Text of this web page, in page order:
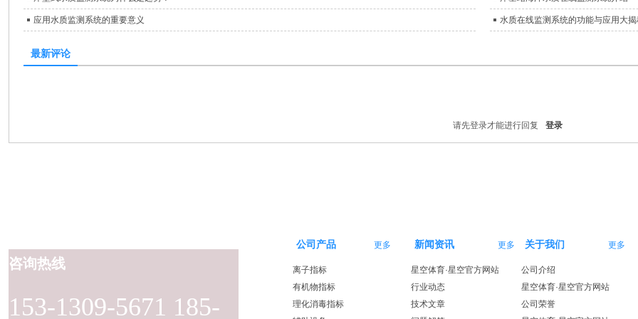
应用水质监测系统的重要意义 水质在线监测系统的功能与应用大
最新评论
请先登录才能进行回复 登录
153-1309-5671 185-
咨询热线
新闻资讯 更多
星空体育·星空官方网站
行业动态
技术文章
公司产品 更多
离子指标
有机物指标
理化消毒指标
关于我们 更多
公司介绍
星空体育·星空官方网站
公司荣誉